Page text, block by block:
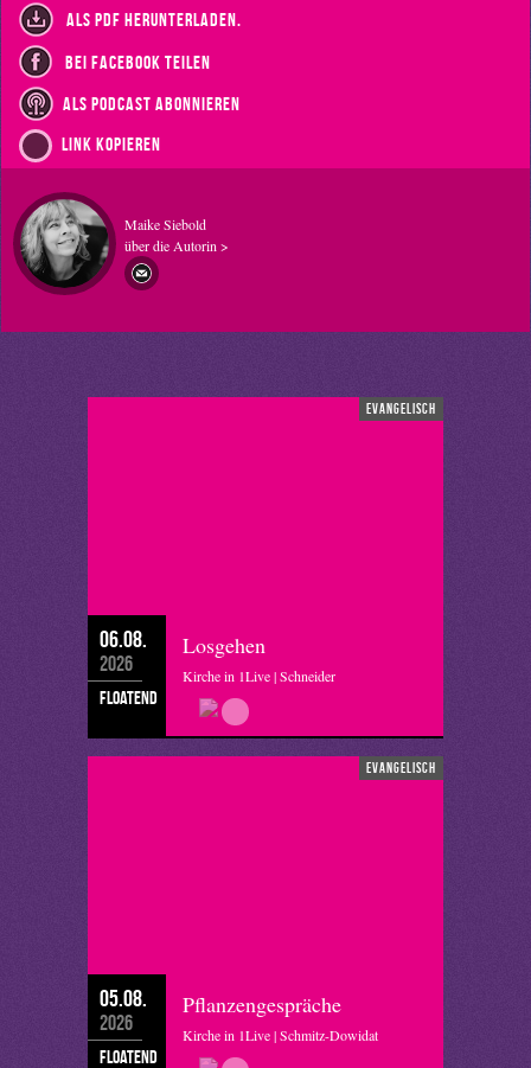
als PDF herunterladen.
bei Facebook teilen
als Podcast abonnieren
Link kopieren
Maike Siebold
über die Autorin >
evangelisch
06.08.
2026
floatend
Losgehen
Kirche in 1Live | Schneider
evangelisch
05.08.
2026
floatend
Pflanzengespräche
Kirche in 1Live | Schmitz-Dowidat